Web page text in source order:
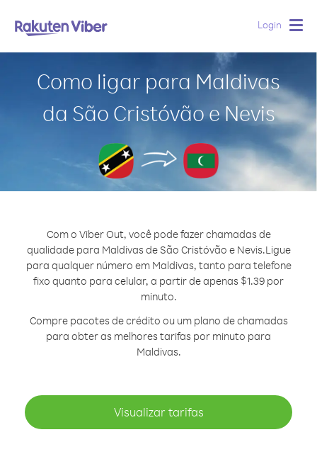
Login
Como ligar para Maldivas
da São Cristóvão e Nevis
Com o Viber Out, você pode fazer chamadas de
qualidade para Maldivas de São Cristóvão e Nevis.Ligue
para qualquer número em Maldivas, tanto para telefone
fixo quanto para celular, a partir de apenas $1.39 por
minuto.
Compre pacotes de crédito ou um plano de chamadas
para obter as melhores tarifas por minuto para
Maldivas.
Visualizar tarifas